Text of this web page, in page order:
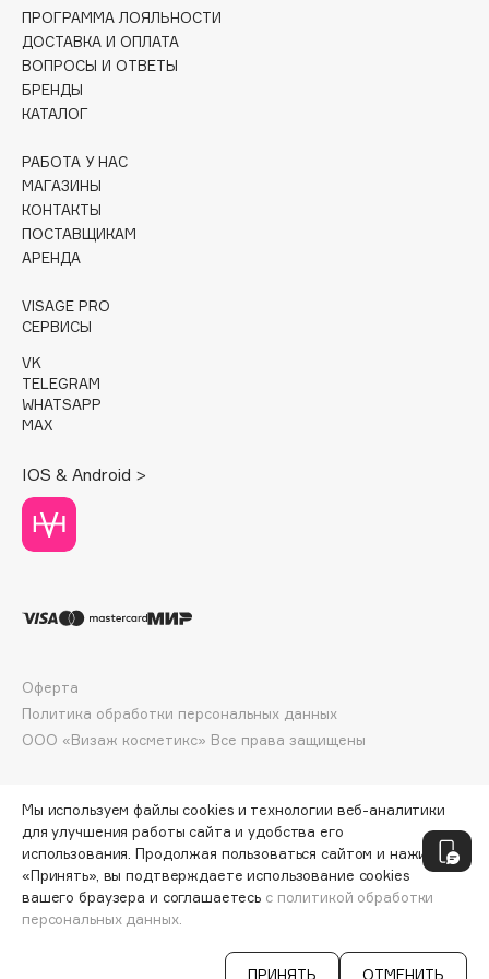
Collagenina
Consly
Corimo
CosRX
Crescina
Cunzite
Curaprox
D
d'Alba
DABO
DARLING*
Davines
Deonica
Dessange
Dolce & Gabbana
Dorco
DP Daily Perfection
Dr.Ceuracle
Dr.Jart+
DSD de Luxe
Dyson
СООБЩИТЬ О ПОСТУПЛЕНИИ
ПРОГРАММА ЛОЯЛЬНОСТИ
ДОСТАВКА И ОПЛАТА
ВОПРОСЫ И ОТВЕТЫ
БРЕНДЫ
КАТАЛОГ
РАБОТА У НАС
МАГАЗИНЫ
КОНТАКТЫ
ПОСТАВЩИКАМ
АРЕНДА
VISAGE PRO
СЕРВИСЫ
VK
TELEGRAM
WHATSAPP
MAX
IOS & Android >
ООО «Визаж косметикс» Все права защищены
Оферта
Политика обработки персональных данных
Мы используем файлы cookies и технологии веб-аналитики
для улучшения работы сайта и удобства его
использования. Продолжая пользоваться сайтом и нажимая
«Принять», вы подтверждаете использование cookies
вашего браузера и соглашаетесь с политикой обработки
персональных данных.
ПРИНЯТЬ ОТМЕНИТЬ